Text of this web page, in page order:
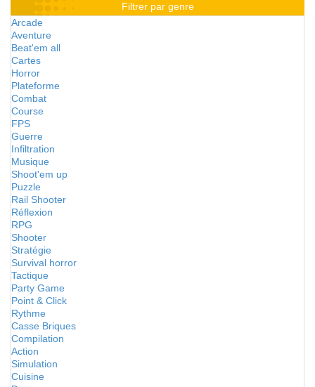
Filtrer par genre
Arcade
Aventure
Beat'em all
Cartes
Horror
Plateforme
Combat
Course
FPS
Guerre
Infiltration
Musique
Shoot'em up
Puzzle
Rail Shooter
Réflexion
RPG
Shooter
Stratégie
Survival horror
Tactique
Party Game
Point & Click
Rythme
Casse Briques
Compilation
Action
Simulation
Cuisine